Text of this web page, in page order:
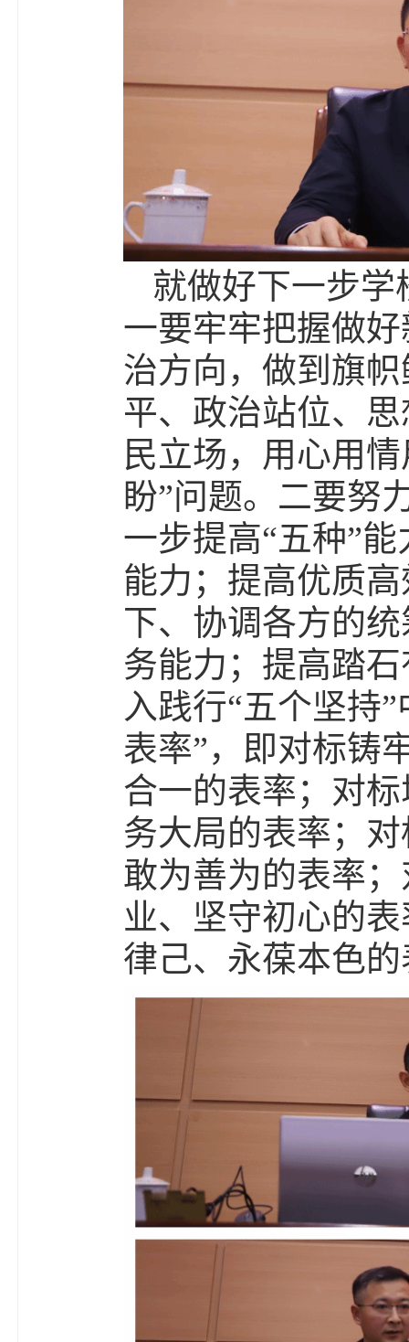
就做好下一步
一要牢牢把握做
治方向，做到旗
平、政治站位、
民立场，用心用
盼”问题。二要努
一步提高“五种”
能力；提高优质
下、协调各方的
务能力；提高踏
入践行“五个坚持
表率”，即对标铸
合一的表率；对
务大局的表率；
敢为善为的表率
业、坚守初心的
律己、永葆本色